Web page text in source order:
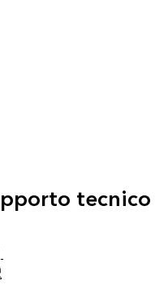
tecnico